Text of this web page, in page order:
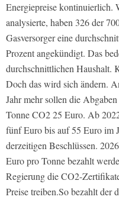
Energiepreise kontinuierlich.
analysierte, haben 326 der
Gasversorger eine
Prozent angekündigt. Das
durchschnittlichen Haushalt.
Doch das wird sich ändern.
Jahr mehr sollen die
Tonne CO2 25 Euro. Ab
fünf Euro bis auf 55 Euro im
derzeitigen Beschlüssen.
Euro pro Tonne bezahlt
Regierung die CO2-
Preise treiben.So bezahlt der